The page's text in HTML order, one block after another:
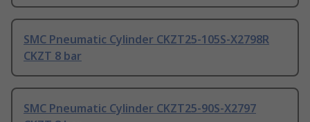
SMC Pneumatic Cylinder CKZT25-105S-X2798R
CKZT 8 bar
SMC Pneumatic Cylinder CKZT25-90S-X2797